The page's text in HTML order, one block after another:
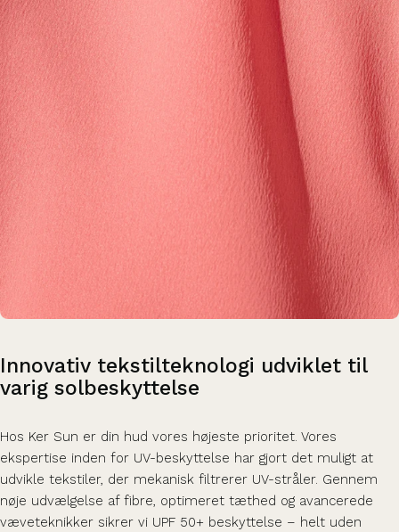
Innovativ tekstilteknologi udviklet til
varig solbeskyttelse
Hos Ker Sun er din hud vores højeste prioritet. Vores
ekspertise inden for UV-beskyttelse har gjort det muligt at
udvikle tekstiler, der mekanisk filtrerer UV-stråler. Gennem
nøje udvælgelse af fibre, optimeret tæthed og avancerede
væveteknikker sikrer vi UPF 50+ beskyttelse – helt uden